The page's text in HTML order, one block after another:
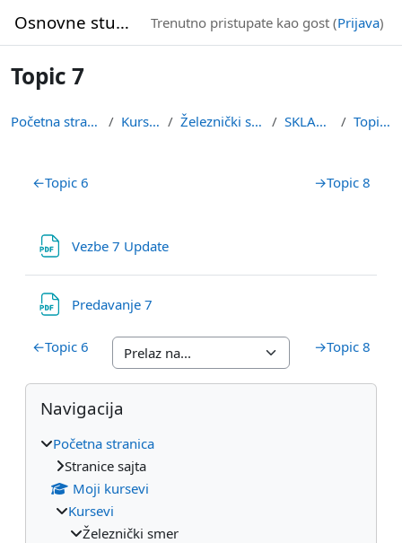
Osnovne studije Trenutno pristupate kao gost (Prijava)
Topic 7
Početna stranica Kursevi Železnički smer SKLADZE Topic 7
Pregled sekcija
←Topic 6 →Topic 8
Vezbe 7 Update
Predavanje 7
←Topic 6 →Topic 8
Blokovi
Preskoči Navigacija
Navigacija
Početna stranica
Stranice sajta
Moji kursevi
Kursevi
Železnički smer